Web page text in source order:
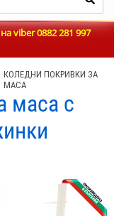
viber 0882 281 997
КОЛЕДНИ ПОКРИВКИ ЗА
МАСА
маса с